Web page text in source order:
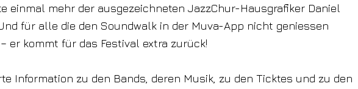
einmal mehr der ausgezeichneten JazzChur-Hausgrafiker Daniel
für alle die den Soundwalk in der Muva-App nicht geniessen
er kommt für das Festival extra zurück!
Information zu den Bands, deren Musik, zu den Ticktes und zu den